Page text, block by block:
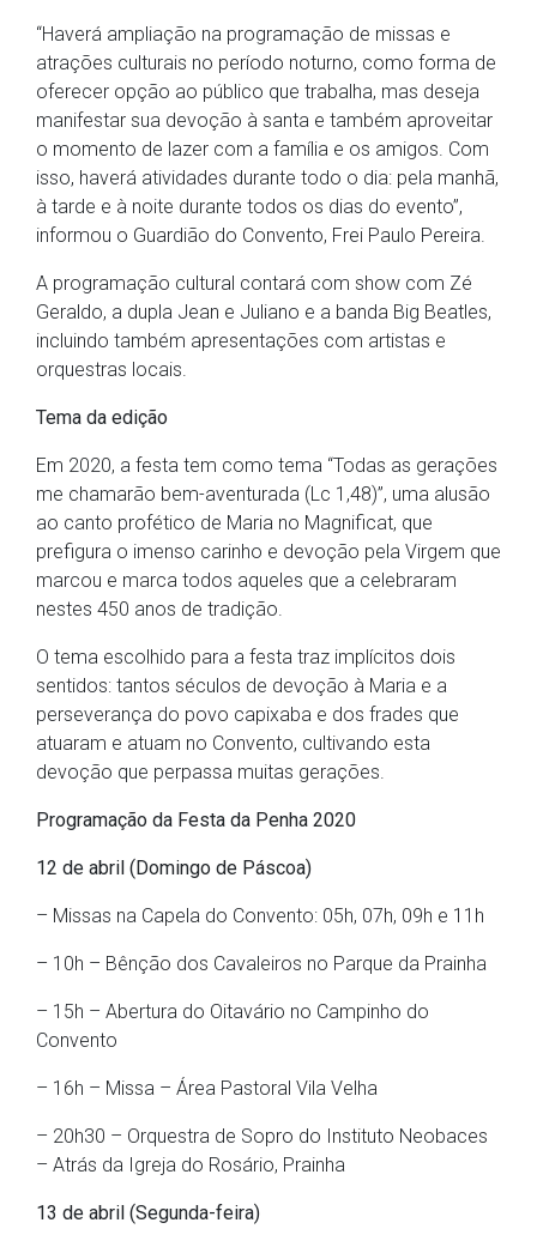
“Haverá ampliação na programação de missas e
atrações culturais no período noturno, como forma de
oferecer opção ao público que trabalha, mas deseja
manifestar sua devoção à santa e também aproveitar
o momento de lazer com a família e os amigos. Com
isso, haverá atividades durante todo o dia: pela manhã,
à tarde e à noite durante todos os dias do evento”,
informou o Guardião do Convento, Frei Paulo Pereira.
A programação cultural contará com show com Zé
Geraldo, a dupla Jean e Juliano e a banda Big Beatles,
incluindo também apresentações com artistas e
orquestras locais.
Tema da edição
Em 2020, a festa tem como tema “Todas as gerações
me chamarão bem-aventurada (Lc 1,48)”, uma alusão
ao canto profético de Maria no Magnificat, que
prefigura o imenso carinho e devoção pela Virgem que
marcou e marca todos aqueles que a celebraram
nestes 450 anos de tradição.
O tema escolhido para a festa traz implícitos dois
sentidos: tantos séculos de devoção à Maria e a
perseverança do povo capixaba e dos frades que
atuaram e atuam no Convento, cultivando esta
devoção que perpassa muitas gerações.
Programação da Festa da Penha 2020
12 de abril (Domingo de Páscoa)
– Missas na Capela do Convento: 05h, 07h, 09h e 11h
– 10h – Bênção dos Cavaleiros no Parque da Prainha
– 15h – Abertura do Oitavário no Campinho do
Convento
– 16h – Missa – Área Pastoral Vila Velha
– 20h30 – Orquestra de Sopro do Instituto Neobaces
– Atrás da Igreja do Rosário, Prainha
13 de abril (Segunda-feira)